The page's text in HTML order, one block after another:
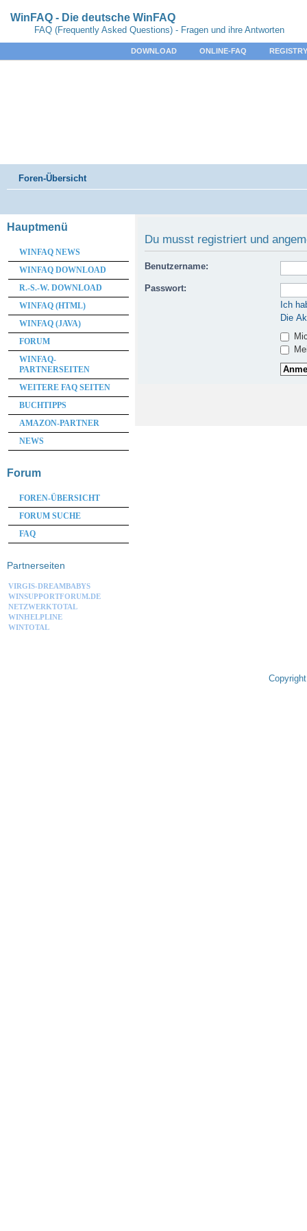
WinFAQ - Die deutsche WinFAQ
FAQ (Frequently Asked Questions) - Fragen und ihre Antworten
DOWNLOAD ONLINE-FAQ
Foren-Übersicht
Du musst registriert und
Benutzername:
Passwort:
Ich
Die
Hauptmenü
WINFAQ NEWS
WINFAQ DOWNLOAD
R.-S.-W. DOWNLOAD
WINFAQ (HTML)
WINFAQ (JAVA)
FORUM
WINFAQ-
PARTNERSEITEN
WEITERE FAQ SEITEN
BUCHTIPPS
AMAZON-PARTNER
NEWS
Forum
FOREN-ÜBERSICHT
FORUM SUCHE
FAQ
Partnerseiten
VIRGIS-DREAMBABYS
WINSUPPORTFORUM.DE
NETZWERKTOTAL
WINHELPLINE
WINTOTAL